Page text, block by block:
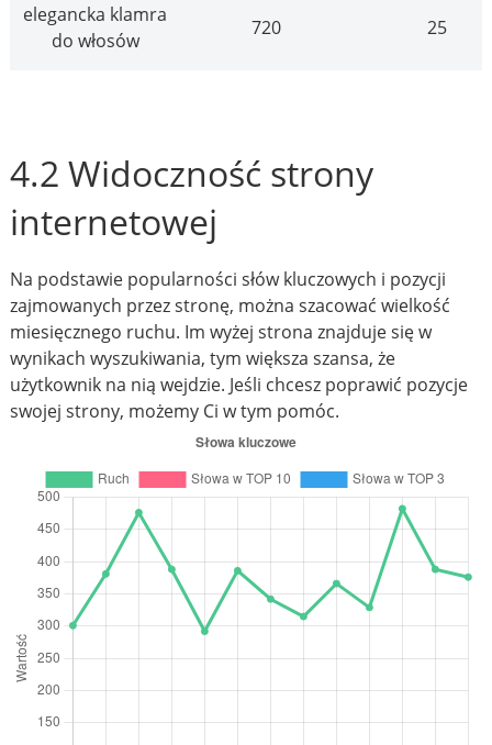
elegancka klamra
do włosów
720 25
4.2 Widoczność strony
internetowej
Na podstawie popularności słów kluczowych i pozycji
zajmowanych przez stronę, można szacować wielkość
miesięcznego ruchu. Im wyżej strona znajduje się w
wynikach wyszukiwania, tym większa szansa, że
użytkownik na nią wejdzie. Jeśli chcesz poprawić pozycje
swojej strony, możemy Ci w tym pomóc.